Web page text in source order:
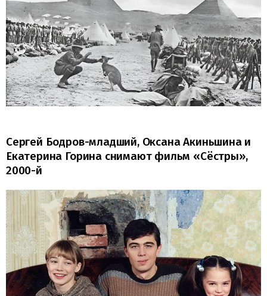
Сергей Бодров-младший, Оксана Акиньшина и
Екатерина Горина снимают фильм «Сёстры»,
2000-й